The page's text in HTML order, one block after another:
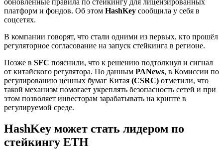
платформ и фондов. Об этом HashKey сообщила у себя в
соцсетях.
В компании говорят, что стали одними из первых, кто прошёл
регуляторное согласование на запуск стейкинга в регионе.
Позже в SFC пояснили, что к решению подтолкнул и сигнал
от китайского регулятора. По данным PANews, в Комиссии по
регулированию ценных бумаг Китая (CSRC) отметили, что
такой механизм помогает укреплять безопасность сетей и при
этом позволяет инвесторам зарабатывать на крипте в
регулируемой среде.
HashKey может стать лидером по
стейкингу ETH